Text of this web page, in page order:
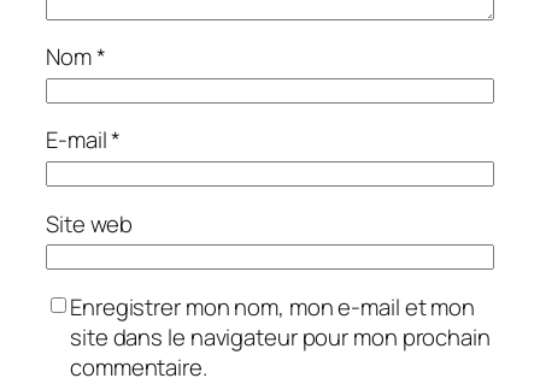
Nom*
E-mail*
Site web
Enregistrer mon nom, mon e-mail et mon
site dans le navigateur pour mon prochain
commentaire.